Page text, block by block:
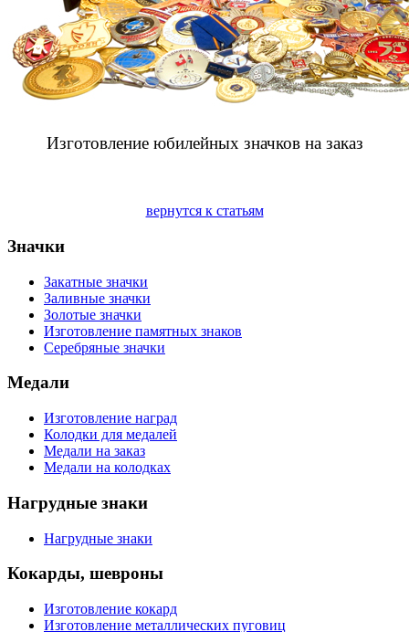
Изготовление юбилейных значков на заказ
вернутся к статьям
Значки
Закатные значки
Заливные значки
Золотые значки
Изготовление памятных знаков
Серебряные значки
Медали
Изготовление наград
Колодки для медалей
Медали на заказ
Медали на колодках
Нагрудные знаки
Нагрудные знаки
Кокарды, шевроны
Изготовление кокард
Изготовление металлических пуговиц